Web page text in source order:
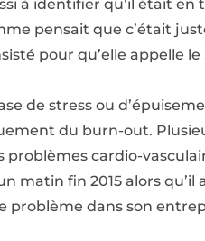
à identifier qu’il était en
pensait que c’était
pour qu’elle appelle le
de stress ou
du burn-out.
cardio-
matin fin 2015 alors qu’il
problème dans son